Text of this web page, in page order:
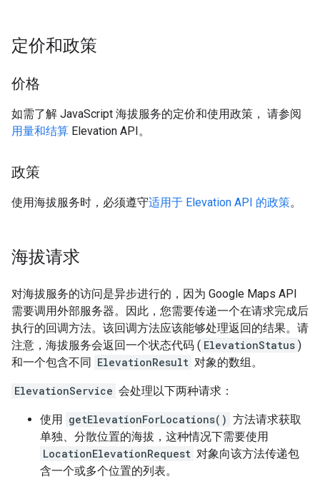
定价和政策
价格
如需了解 JavaScript 海拔服务的定价和使用政策， 请参阅
用量和结算 Elevation API。
政策
使用海拔服务时，必须遵守适用于 Elevation API 的政策。
海拔请求
对海拔服务的访问是异步进行的，因为 Google Maps API
需要调用外部服务器。因此，您需要传递一个在请求完成后
执行的回调方法。 该回调方法应该能够处理返回的结果。请
注意，海拔服务会返回一个状态代码 ( ElevationStatus )
和一个包含不同 ElevationResult 对象的数组。
ElevationService 会处理以下两种请求：
使用 getElevationForLocations() 方法请求获取
单独、分散位置的海拔，这种情况下需要使用
LocationElevationRequest 对象向该方法传递包
含一个或多个位置的列表。